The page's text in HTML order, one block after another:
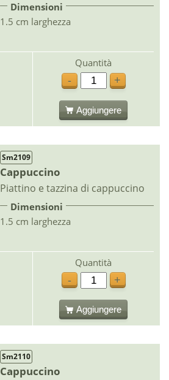
Dimensioni
1.5 cm larghezza
Quantità
-
+
Aggiungere
Sm2109
Cappuccino
Piattino e tazzina di cappuccino
Dimensioni
1.5 cm larghezza
Quantità
-
+
Aggiungere
Sm2110
Cappuccino